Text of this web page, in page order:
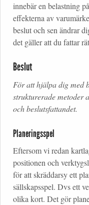
innebär en belastning
effekterna av
beslut och sen ändrar
det gäller att du fattar
Beslut
För att hjälpa dig med
strukturerade metoder
och beslutsfattandet.
Planeringsspel
Eftersom vi redan
positionen och
för att skräddarsy ett
sällskapsspel. Dvs ett
olika kort. Det gör